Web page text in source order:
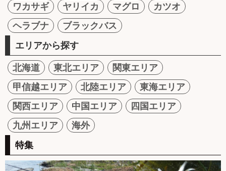
ワカサギ
ヤリイカ マグロ
カツオ
ヘラブナ
ブラックバス
エリアから探す
北海道 東北エリア
関東エリア
甲信越エリア
北陸エリア
東海エリア
関西エリア
中国エリア
四国エリア
九州エリア
海外
特集